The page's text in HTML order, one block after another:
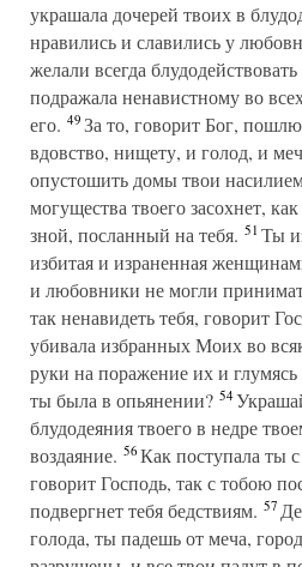
украшала дочерей твоих в
нравились и славились у
желали всегда
подражала ненавистному во
его. 49За то, говорит Бог, пошлю
вдовство, нищету, и голод, и
опустошить домы твои
могущества твоего засохнет,
зной, посланный на тебя. 51Ты
избитая и израненная
и любовники не могли
так ненавидеть тебя, говорит
убивала избранных Моих во
руки на поражение их и
ты была в опьянении? 54
блудодеяния твоего в недре
воздаяние. 56Как поступала ты
говорит Господь, так с тобою
подвергнет тебя бедствиям. 57
голода, ты падешь от меча,